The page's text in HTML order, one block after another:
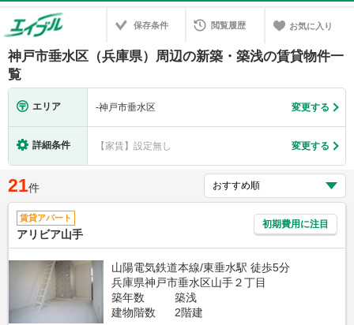
保存条件 閲覧履歴 お気に入り
神戸市垂水区（兵庫県）周辺の新築・築浅の賃貸物件一
覧
エリア -神戸市垂水区 変更する
詳細条件 【家賃】設定無し 変更する
21件
賃貸アパート
アリビア山手
初期費用に注目
山陽電気鉄道本線/東垂水駅 徒歩5分
兵庫県神戸市垂水区山手２丁目
築年数
築浅
建物階数
2階建